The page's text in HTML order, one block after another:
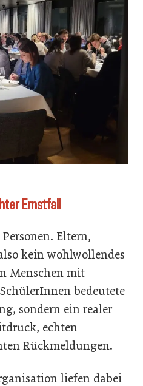
Ernstfall
Eltern,
kein wohlwollendes
Menschen mit
bedeutete
sondern ein realer
echten
Rückmeldungen.
liefen dabei